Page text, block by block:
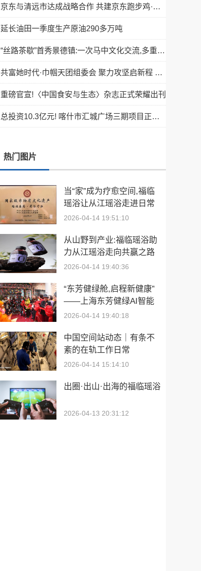
延长油田一季度生产原油290多万吨
共富她时代·巾帼天团组委会 聚力攻坚启新程 星火燎原耀全国
重磅官宣!〈中国食安与生态〉杂志正式荣耀出刊
总投资10.3亿元! 喀什市汇城广场三期项目正式开工
张雪峰事件和慢病逆转抗衰运动健康
從“建國方略”到“十五五”的偉大跨越 獻給孫中山誕辰160周年暨鄭麗文訪陸
热门图片
当“家”成为疗愈空间,福临
瑶浴让从江瑶浴走进日常
生活
2026-04-14 19:51:10
从山野到产业:福临瑶浴助
力从江瑶浴走向共赢之路
2026-04-14 19:40:36
“东芳健绿舱,启程新健康”
——上海东芳健绿AI智能
养身舱品牌发布会圆满成
2026-04-14 19:40:18
中国空间站动态｜有条不
紊的在轨工作日常
2026-04-14 15:14:10
出圈·出山·出海的福临瑶浴
2026-04-13 20:31:12